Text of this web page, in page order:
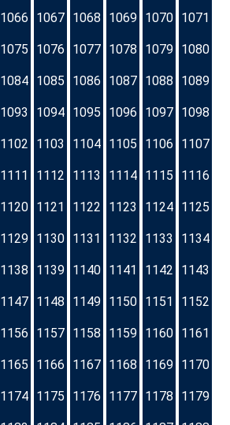
1066 1067 1068 1069 1070 1071
1075 1076 1077 1078 1079 1080
1084 1085 1086 1087 1088 1089
1093 1094 1095 1096 1097 1098
1102 1103 1104 1105 1106 1107
1111 1112 1113 1114 1115 1116
1120 1121 1122 1123 1124 1125
1129 1130 1131 1132 1133 1134
1138 1139 1140 1141 1142 1143
1147 1148 1149 1150 1151 1152
1156 1157 1158 1159 1160 1161
1165 1166 1167 1168 1169 1170
1174 1175 1176 1177 1178 1179